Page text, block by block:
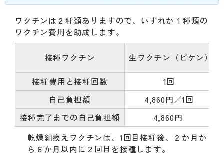
ワクチンは２種類ありますので、いずれか１種類の
ワクチン費用を助成します。
接種ワクチン 生ワクチン（ビケン）
接種費用と接種回数
1回
自己負担額
4,860円／1回
接種完了までの自己負担額
4,860円
乾燥組換えワクチンは、1回目接種後、２か月か
ら６か月以内に２回目を接種します。